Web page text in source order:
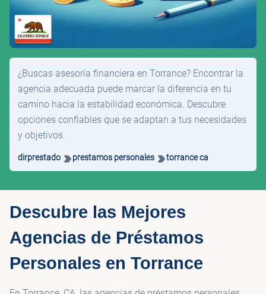
¿Buscas asesoría financiera en Torrance? Encontrar la
agencia adecuada puede marcar la diferencia en tu
camino hacia la estabilidad económica. Descubre
opciones confiables que se adaptan a tus necesidades
y objetivos.
dirprestado prestamos personales torrance ca
Descubre las Mejores
Agencias de Préstamos
Personales en Torrance